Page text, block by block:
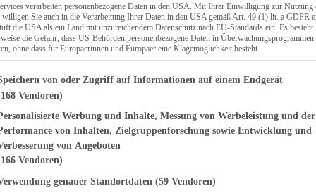
Suche
–
verarbeiten personenbezogene Daten in den USA. Mit Ihrer Einwilligung zur Nutzung
willigen Sie auch in die Verarbeitung Ihrer Daten in den USA gemäß Art. 49 (1) lit. a GDPR
die USA als ein Land mit unzureichendem Datenschutz nach EU-Standards ein. Es besteht
die Gefahr, dass US-Behörden personenbezogene Daten in Überwachungsprogrammen
ohne dass für Europäerinnen und Europäer eine Klagemöglichkeit besteht.
finden Sie eine Liste der Zwecke des IAB Transparency and
von oder Zugriff auf Informationen auf einem Endgerät
Vendoren)
Werbung und Inhalte, Messung von Werbeleistung und der
von Inhalten, Zielgruppenforschung sowie Entwicklung und
von Angeboten
Vendoren)
genauer Standortdaten (59 Vendoren)